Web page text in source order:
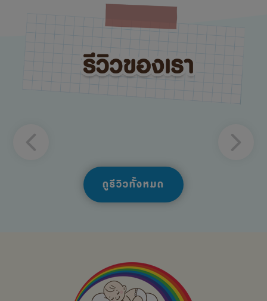
ดูรีวิวทั้งหมด